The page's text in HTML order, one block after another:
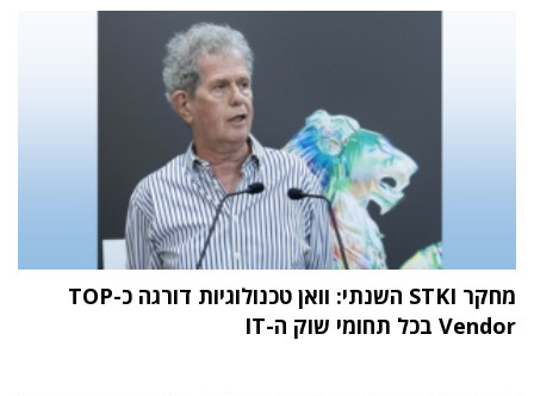
מחקר STKI השנתי: וואן טכנולוגיות דורגה כ-TOP
Vendor בכל תחומי שוק ה-IT